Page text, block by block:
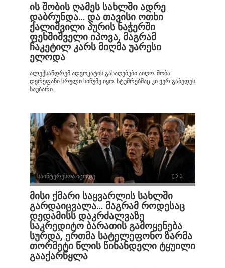
ის შობის ღამეს სახლში ადრე
დაბრუნდა… და თავისი ოთხი
ქალიშვილი პურის ნაჭერში
ფეხშიშველი იპოვა, მაგრამ
ჩაკეტილ კარს მიღმა უარესი
ელოდა
ალექსანდრემ ადვოკატის გასაღებები აიღო. შობა
დერეფანი სრული სიჩუმე იყო. სტუმრებმაც კი ვერ გაბედეს
საუბარი.
საინტერესოა იცოდე 0
მისი ქმარი საყვარლის სახლში
გარდაიცვალა… მაგრამ როდესაც
დედამისს დაკრძალვაზე
საკრედიტო ბარათის გამოყენება
სურდა, ერთმა სატელეფონო ზარმა
თორმეტი წლის წინანდელი ტყუილი
გააქარწყლა